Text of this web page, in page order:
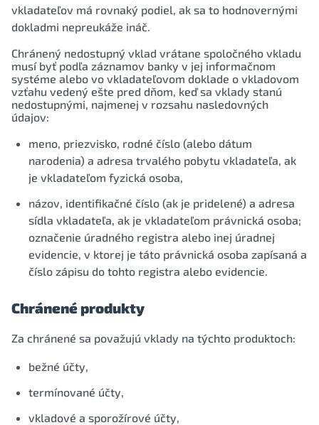
vkladateľov má rovnaký podiel, ak sa to hodnovernými
dokladmi nepreukáže ináč.
Chránený nedostupný vklad vrátane spoločného vkladu
musí byť podľa záznamov banky v jej informačnom
systéme alebo vo vkladateľovom doklade o vkladovom
vzťahu vedený ešte pred dňom, keď sa vklady stanú
nedostupnými, najmenej v rozsahu nasledovných
údajov:
meno, priezvisko, rodné číslo (alebo dátum
narodenia) a adresa trvalého pobytu vkladateľa, ak
je vkladateľom fyzická osoba,
názov, identifikačné číslo (ak je pridelené) a adresa
sídla vkladateľa, ak je vkladateľom právnická osoba;
označenie úradného registra alebo inej úradnej
evidencie, v ktorej je táto právnická osoba zapísaná a
číslo zápisu do tohto registra alebo evidencie.
Chránené produkty
Za chránené sa považujú vklady na týchto produktoch:
bežné účty,
termínované účty,
vkladové a sporožírové účty,